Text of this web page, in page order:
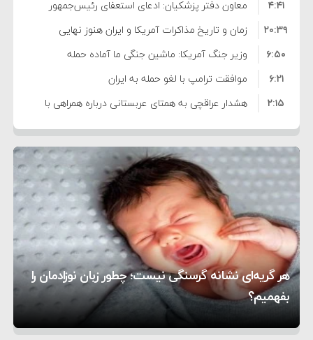
معاون دفتر پزشکیان: ادعای استعفای رئیس‌جمهور
واهی و کذب محض است
۴:۴۱
زمان و تاریخ مذاکرات آمریکا و ایران هنوز نهایی
نشده است
۲۰:۳۹
وزیر جنگ آمریکا: ماشین جنگی ما آماده حمله
نظامی علیه ایران است
۶:۵۰
موافقت ترامپ با لغو حمله به ایران
۶:۲۱
هشدار عراقچی به همتای عربستانی درباره همراهی با
آمریکا
۲:۱۵
مقام ارشد امنیتی: برنامه گسترده‌ای برای پاسخ به
دیوانگی آمریکا داریم
۷:۱۰
ترامپ دستور حملات جدید علیه ایران را صادر کرد
۵:۴۵
سپاه: دو نفتکش متخلف مورد اصابت قرار گرفته و
متوقف شدند
۱۲:۵۹
ترامپ مدعی توافق تاریخی برای خلع سلاح کامل
حماس شد
۸:۵۷
اعتراض عراقچی به همتای بلغارستانی به دلیل کمک
به آمریکا در حملات به ایران
۱۶:۱۹
کشورهایی که به متجاوزان کمک می کنند پاسخ
سختی خواهند گرفت
۱۰:۱۵
سنتکام پایان تجاوز جدید به ایران را اعلام کرد
۶:۰۵
هر گریه‌ای نشانه گرسنگی نیست؛ چطور زبان نوزادمان را
بفهمیم؟
تغذیه پدر می‌تواند بر سلامت نوزاد تأثیر بگذارد
روی دیگر زندگی